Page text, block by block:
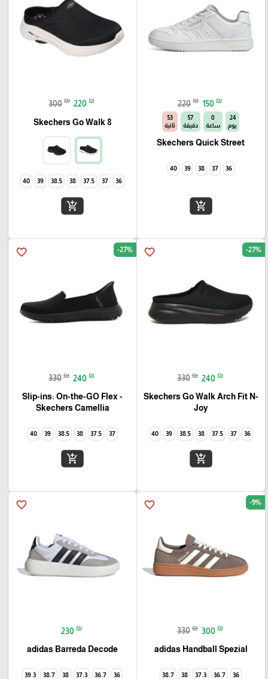
220 ₪ 150 ₪
24
يوم
0
ساعة
57
دقيقة
52
ثانية
Skechers Quick Street
36
37
38
39
40
add_shopping_cart
300 ₪ 220 ₪
Skechers Go Walk 8
36
37
37.5
38
38.5
39
40
add_shopping_cart
favorite_border -27%
330 ₪ 240 ₪
Skechers Go Walk Arch Fit N-
Joy
36
37
37.5
38
38.5
39
40
add_shopping_cart
favorite_border -27%
330 ₪ 240 ₪
Slip-ins: On-the-GO Flex -
Camellia‏ Skechers
37
37.5
38
38.5
39
40
add_shopping_cart
favorite_border -9%
330 ₪ 300 ₪
adidas Handball Spezial
36
36.7
37.3
38
38.7
favorite_border
230 ₪
adidas Barreda Decode
36
36.7
37.3
38
38.7
39.3